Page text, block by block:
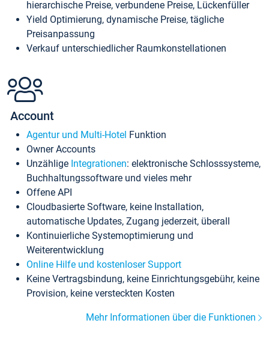
hierarchische Preise, verbundene Preise, Lückenfüller
Yield Optimierung, dynamische Preise, tägliche
Preisanpassung
Verkauf unterschiedlicher Raumkonstellationen
Account
Agentur und Multi-Hotel Funktion
Owner Accounts
Unzählige Integrationen: elektronische Schlosssysteme,
Buchhaltungssoftware und vieles mehr
Offene API
Cloudbasierte Software, keine Installation,
automatische Updates, Zugang jederzeit, überall
Kontinuierliche Systemoptimierung und
Weiterentwicklung
Online Hilfe und kostenloser Support
Keine Vertragsbindung, keine Einrichtungsgebühr, keine
Provision, keine versteckten Kosten
Mehr Informationen über die Funktionen